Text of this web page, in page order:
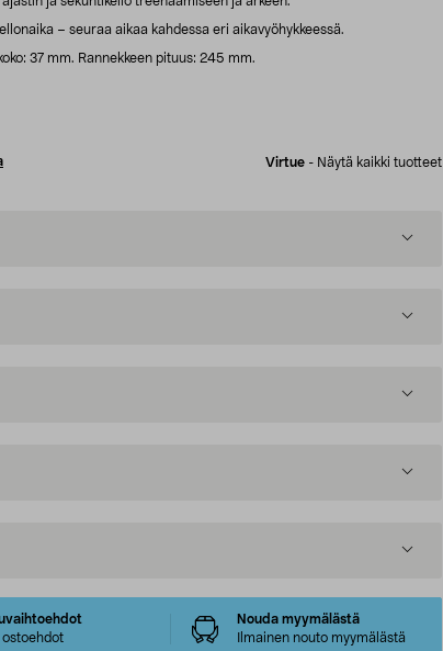
– seuraa aikaa kahdessa eri aikavyöhykkeessä.
37 mm. Rannekkeen pituus: 245 mm.
Virtue - Näytä kaikki tuotteet
ostoehdot
Nouda myymälästä
Ilmainen nouto myymälästä